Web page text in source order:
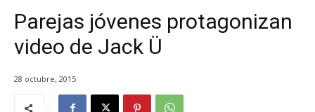
Parejas jóvenes protagonizan
video de Jack Ü
28 octubre, 2015